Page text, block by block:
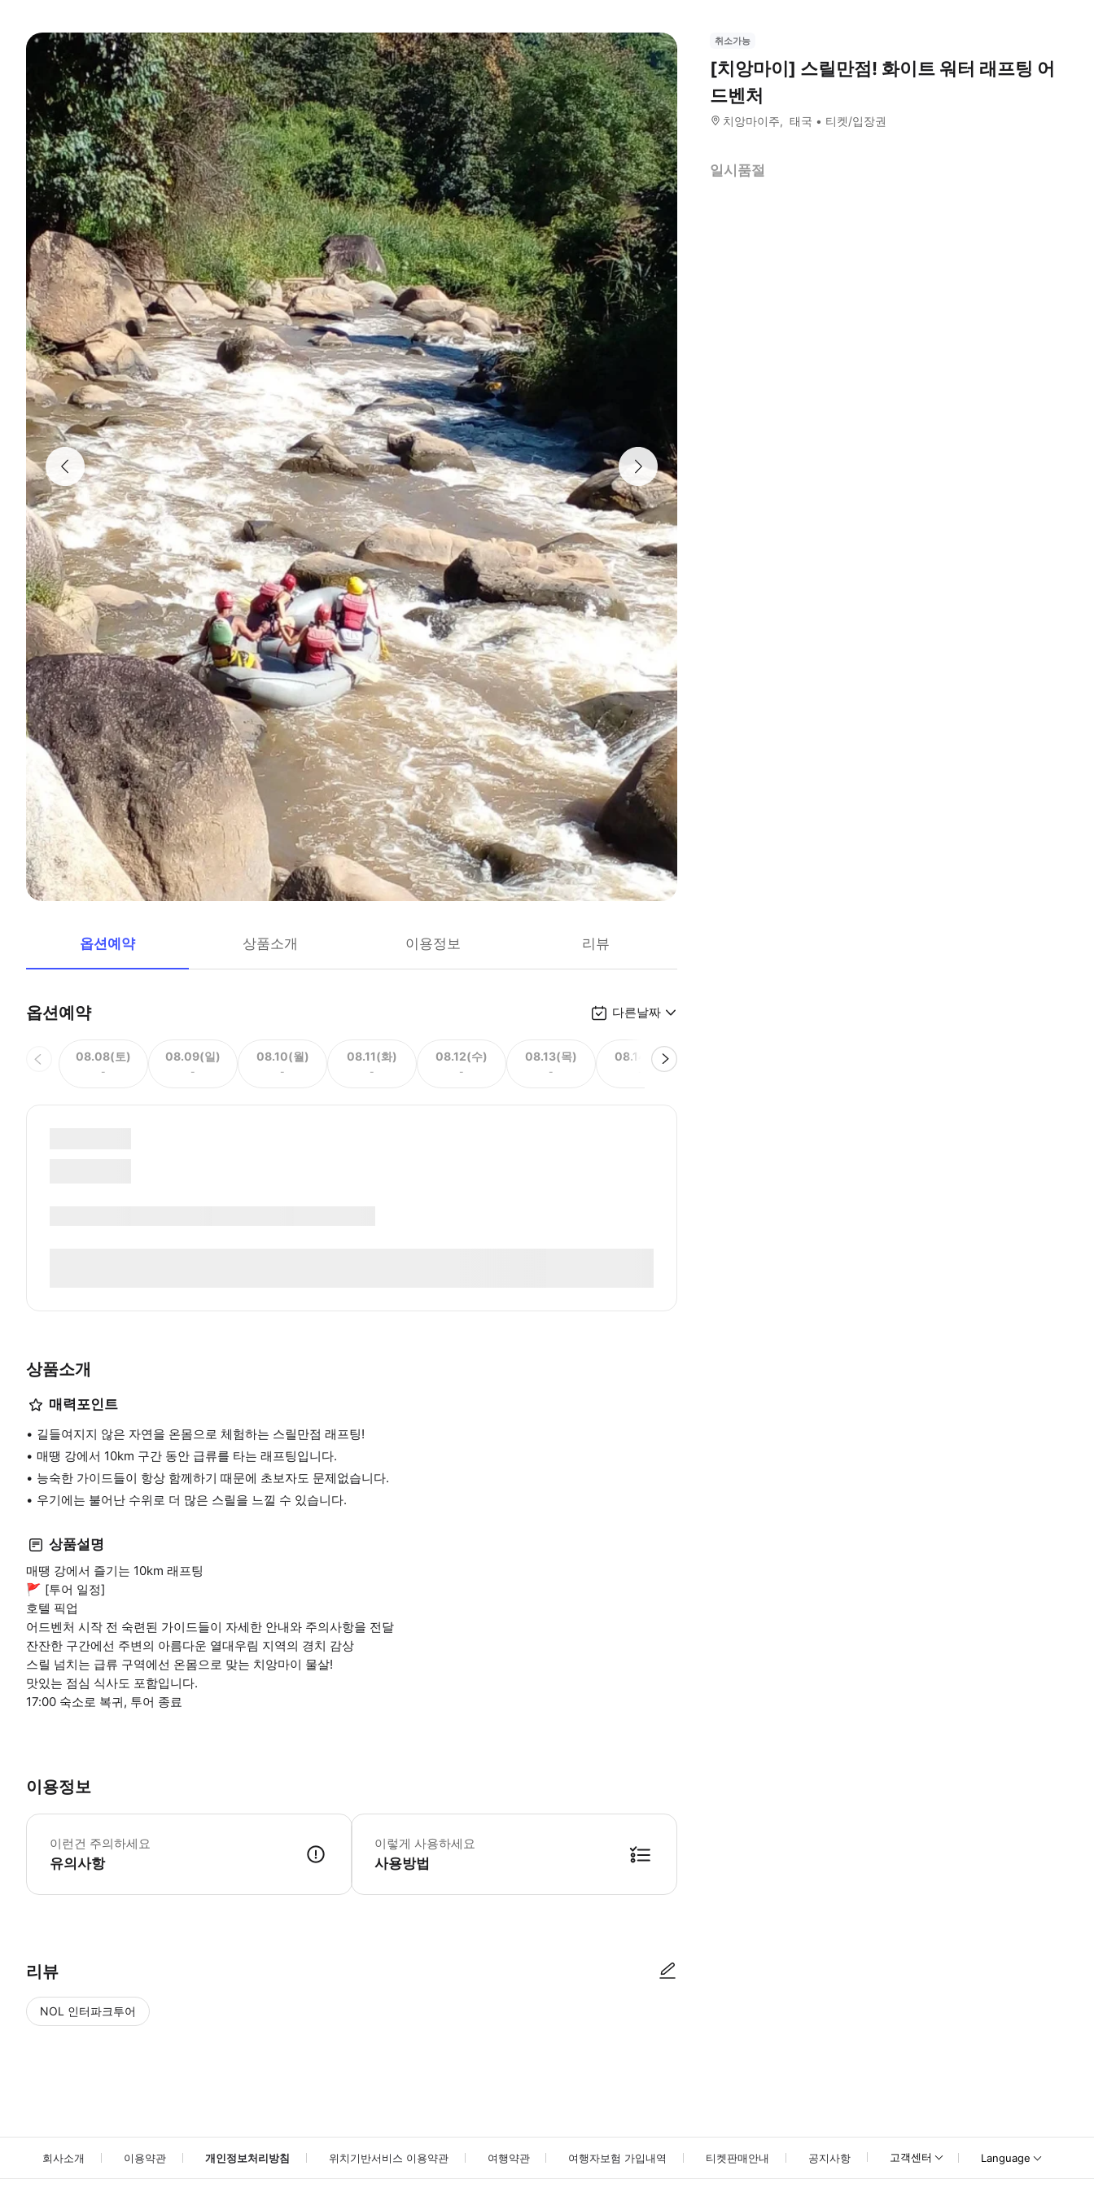
옵션예약 상품소개 이용정보 리뷰
옵션예약 다른날짜
08.08(토)
-
08.09(일)
-
08.10(월)
-
08.11(화)
-
08.12(수)
-
08.13(목)
-
08.14(금)
상품소개
매력포인트
길들여지지 않은 자연을 온몸으로 체험하는 스릴만점 래프팅!
매땡 강에서 10km 구간 동안 급류를 타는 래프팅입니다.
능숙한 가이드들이 항상 함께하기 때문에 초보자도 문제없습니다.
우기에는 불어난 수위로 더 많은 스릴을 느낄 수 있습니다.
상품설명
매땡 강에서 즐기는 10km 래프팅
🚩 [투어 일정]
호텔 픽업
어드벤처 시작 전 숙련된 가이드들이 자세한 안내와 주의사항을 전달
잔잔한 구간에선 주변의 아름다운 열대우림 지역의 경치 감상
스릴 넘치는 급류 구역에선 온몸으로 맞는 치앙마이 물살!
맛있는 점심 식사도 포함입니다.
17:00 숙소로 복귀, 투어 종료
이용정보
이런건 주의하세요
유의사항
‣ 차량이 숙소 여러 곳을 다니면서 픽업하는 그룹 조인 투어이기 때문에 정확한 픽업 시간은 알 수가 없고 대략적인 시간을 드립니다. 통보해 드리는 시간
이렇게 사용하세요
사용방법
리뷰
NOL 인터파크투어
취소가능
[치앙마이] 스릴만점! 화이트 워터 래프팅 어
드벤처
치앙마이주 태국 티켓/입장권
일시품절
회사소개 이용약관 개인정보처리방침 위치기반서비스 이용약관 여행약관 여행자보험 가입내역 티켓판매안내 공지사항 고객센터 Language